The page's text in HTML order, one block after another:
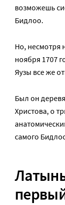
возможешь
Бидлоо.
Но, несмотря
ноября 1707
Яузы все же
Был он
Христова, о
самого